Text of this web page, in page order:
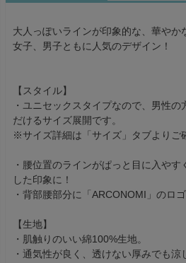
大人っぽいラインが印象的な、華やか
女子、男子ともに人気のデザイン！
【スタイル】
・ユニセックスタイプなので、男性
だけるサイズ展開です。
※サイズ詳細は「サイズ」タブよりご
・腰位置のラインがぱっと目に入や
した印象に！
・背部腰部分に「ARCONOMI」のロ
【生地】
・肌触りのいい綿100%生地。
・通気性が良く、透けない厚みでも涼